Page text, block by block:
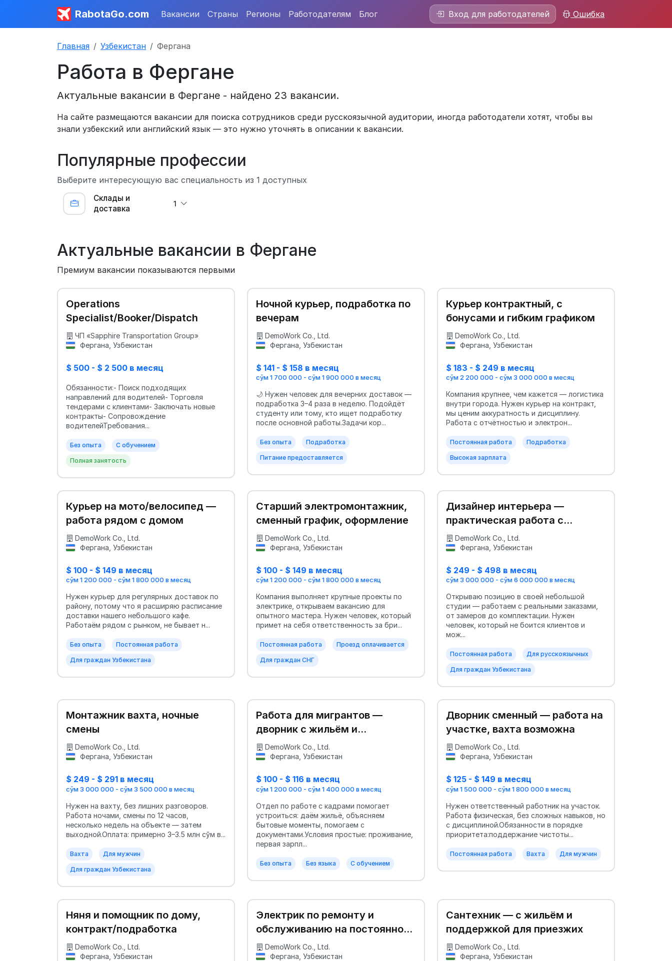
RabotaGo.com Вакансии Страны Регионы Работодателям Блог Вход для работодателей Ошибка
Главная Узбекистан Фергана
Работа в Фергане
Актуальные вакансии в Фергане - найдено 23 вакансии.
На сайте размещаются вакансии для поиска сотрудников среди русскоязычной аудитории, иногда работодатели хотят, чтобы вы
знали узбекский или английский язык — это нужно уточнять в описании к вакансии.
Популярные профессии
Выберите интересующую вас специальность из 1 доступных
Склады и
доставка
1
Актуальные вакансии в Фергане
Премиум вакансии показываются первыми
Operations
Specialist/Booker/Dispatch
ЧП «Sapphire Transportation Group»
Фергана, Узбекистан
$ 500 - $ 2 500 в месяц
Обязанности:- Поиск подходящих
направлений для водителей- Торговля
тендерами с клиентами- Заключать новые
контракты- Сопровождение
водителейТребования...
Без опыта С обучением
Полная занятость
Ночной курьер, подработка по
вечерам
DemoWork Co., Ltd.
Фергана, Узбекистан
$ 141 - $ 158 в месяц
сўм 1 700 000 - сўм 1 900 000 в месяц
🌙 Нужен человек для вечерних доставок —
подработка 3–4 раза в неделю. Подойдёт
студенту или тому, кто ищет подработку
после основной работы.Задачи кор...
Без опыта Подработка
Питание предоставляется
Курьер контрактный, с
бонусами и гибким графиком
DemoWork Co., Ltd.
Фергана, Узбекистан
$ 183 - $ 249 в месяц
сўм 2 200 000 - сўм 3 000 000 в месяц
Компания крупнее, чем кажется — логистика
внутри города. Нужен курьер на контракт,
мы ценим аккуратность и дисциплину.
Работа с отчётностью и электрон...
Постоянная работа Подработка
Высокая зарплата
Курьер на мото/велосипед —
работа рядом с домом
DemoWork Co., Ltd.
Фергана, Узбекистан
$ 100 - $ 149 в месяц
сўм 1 200 000 - сўм 1 800 000 в месяц
Нужен курьер для регулярных доставок по
району, потому что я расширяю расписание
доставки нашего небольшого кафе.
Работаём рядом с рынком, не бывает н...
Без опыта Постоянная работа
Для граждан Узбекистана
Старший электромонтажник,
сменный график, оформление
DemoWork Co., Ltd.
Фергана, Узбекистан
$ 100 - $ 149 в месяц
сўм 1 200 000 - сўм 1 800 000 в месяц
Компания выполняет крупные проекты по
электрике, открываем вакансию для
опытного мастера. Нужен человек, который
примет на себя ответственность за бри...
Постоянная работа Проезд оплачивается
Для граждан СНГ
Дизайнер интерьера —
практическая работа с
клиентом
DemoWork Co., Ltd.
Фергана, Узбекистан
$ 249 - $ 498 в месяц
сўм 3 000 000 - сўм 6 000 000 в месяц
Открываю позицию в своей небольшой
студии — работаем с реальными заказами,
от замеров до комплектации. Нужен
человек, который не боится клиентов и
мож...
Постоянная работа Для русскоязычных
Для граждан Узбекистана
Монтажник вахта, ночные
смены
DemoWork Co., Ltd.
Фергана, Узбекистан
$ 249 - $ 291 в месяц
сўм 3 000 000 - сўм 3 500 000 в месяц
Нужен на вахту, без лишних разговоров.
Работа ночами, смены по 12 часов,
несколько недель на объекте — затем
выходной.Оплата: примерно 3–3.5 млн сўм в...
Вахта Для мужчин
Для граждан Узбекистана
Работа для мигрантов —
дворник с жильём и
поддержкой
DemoWork Co., Ltd.
Фергана, Узбекистан
$ 100 - $ 116 в месяц
сўм 1 200 000 - сўм 1 400 000 в месяц
Отдел по работе с кадрами помогает
устроиться: даём жильё, объясняем
бытовые моменты, помогаем с
документами.Условия простые: проживание,
первая зарпл...
Без опыта Без языка С обучением
Дворник сменный — работа на
участке, вахта возможна
DemoWork Co., Ltd.
Фергана, Узбекистан
$ 125 - $ 149 в месяц
сўм 1 500 000 - сўм 1 800 000 в месяц
Нужен ответственный работник на участок.
Работа физическая, без сложных навыков, но
с дисциплиной.Обязанности в порядке
приоритета:поддержание чистоты...
Постоянная работа Вахта Для мужчин
Няня и помощник по дому,
контракт/подработка
DemoWork Co., Ltd.
Фергана, Узбекистан
Электрик по ремонту и
обслуживанию на постоянной
основе
DemoWork Co., Ltd.
Фергана, Узбекистан
Сантехник — с жильём и
поддержкой для приезжих
DemoWork Co., Ltd.
Фергана, Узбекистан